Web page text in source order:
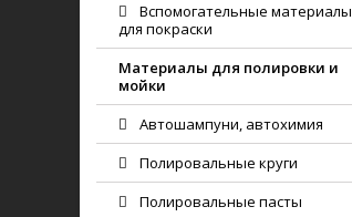
Вспомогательные материалы
для покраски
Материалы для полировки и
мойки
Автошампуни, автохимия
Полировальные круги
Полировальные пасты